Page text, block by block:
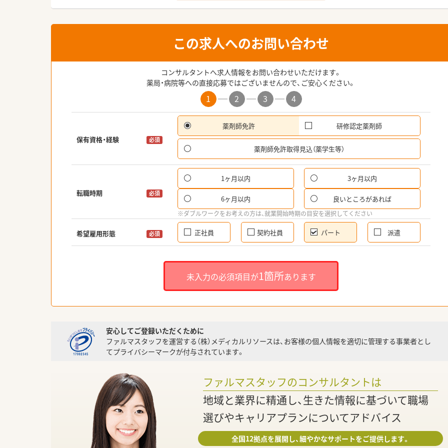
この求人へのお問い合わせ
コンサルタントへ求人情報をお問い合わせいただけます。
薬局・病院等への直接応募ではございませんので、ご安心ください。
1 2 3 4
保有資格・経験 必須
薬剤師免許 研修認定薬剤師
薬剤師免許取得見込（薬学生等）
転職時期 必須
1ヶ月以内 3ヶ月以内
6ヶ月以内 良いところがあれば
※ダブルワークをお考えの方は、就業開始時期の目安を選択してください
希望雇用形態 必須 正社員 契約社員 パート 派遣
未入力の必須項目が1箇所あります
安心してご登録いただくために
ファルマスタッフを運営する（株）メディカルリソースは、お客様の個人情報を適切に管理する事業者とし
てプライバシーマークが付与されています。
ファルマスタッフのコンサルタントは
地域と業界に精通し、生きた情報に基づいて職場
選びやキャリアプランについてアドバイス
全国12拠点を展開し、細やかなサポートをご提供します。